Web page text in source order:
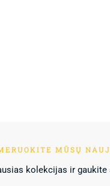
MŪSŲ
kolekcijas ir gaukite